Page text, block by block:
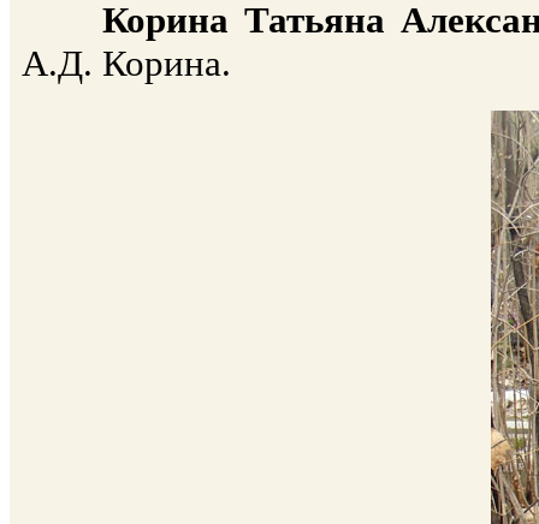
Корина Татьяна
А.Д. Корина.